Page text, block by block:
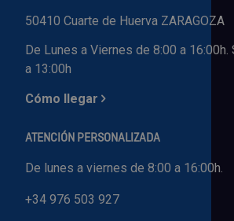
50410 Cuarte de Huerva ZARAGOZA
De Lunes a Viernes de 8:00 a
a 13:00h
Cómo llegar
ATENCIÓN PERSONALIZADA
De lunes a viernes de 8:00 a 16:00h.
+34 976 503 927